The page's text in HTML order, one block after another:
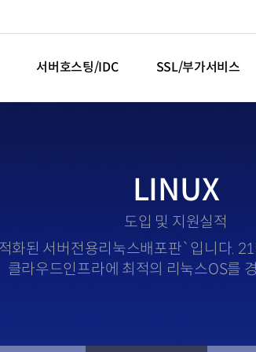
서버호스팅/IDC SSL/부가서비스
LINUX
도입 및 지원실적
된 서버전용리눅스배포판`입니다.
클라우드인프라에 최적의 리눅스OS를